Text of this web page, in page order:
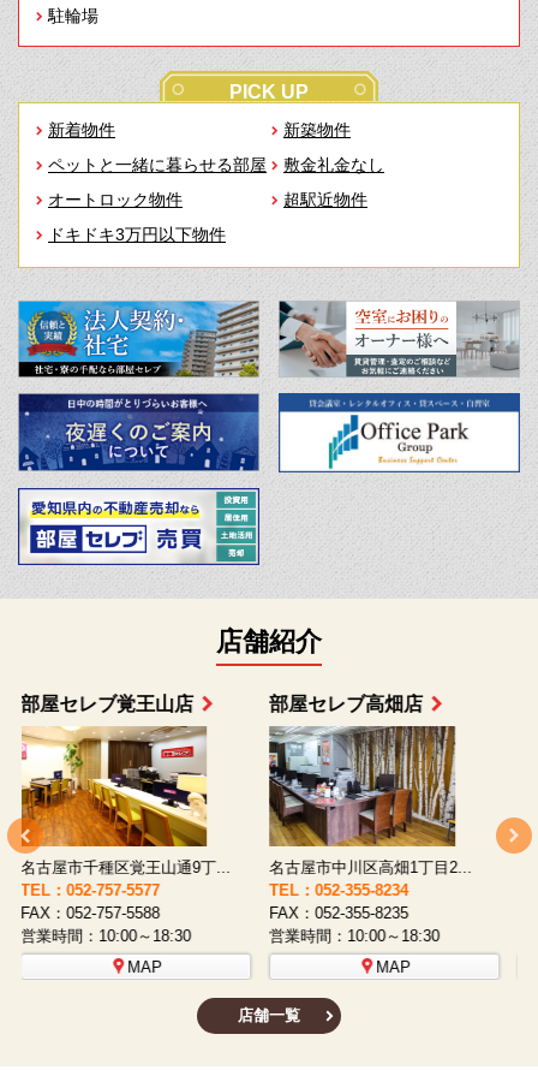
駐輪場
PICK UP
新着物件
新築物件
ペットと一緒に暮らせる部屋
敷金礼金なし
オートロック物件
超駅近物件
ドキドキ3万円以下物件
店舗紹介
部屋セレブ上小田井店
名古屋市西区八筋町277 ...
TEL：052-508-5933
FAX：052-508-5930
営業時間：10:00～18:30
MAP
部屋セレブ中村店
名古屋市中村区太閤通9-1...
TEL：052-481-0853
FAX：052-481-3587
営業時間：10:00～18:30
MAP
店舗一覧